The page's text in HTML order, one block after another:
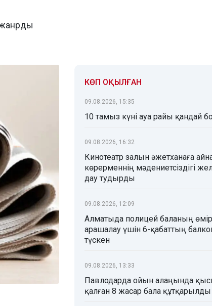
КӨП ОҚЫЛҒАН
09.08.2026, 15:35
10 тамыз күні ауа райы қандай
09.08.2026, 16:32
Кинотеатр залын әжетханаға
көрерменнің мәдениетсіздігі
дау тудырды
09.08.2026, 12:09
Алматыда полицей баланың
арашалау үшін 6-қабаттың
түскен
09.08.2026, 13:33
Павлодарда ойын алаңында
қалған 8 жасар бала құтқарылды